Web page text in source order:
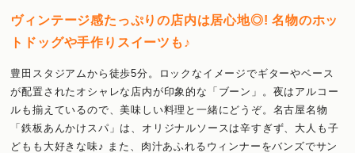
ヴィンテージ感たっぷりの店内は居心地◎! 名物のホッ
トドッグや手作りスイーツも♪
豊田スタジアムから徒歩5分。ロックなイメージでギターやベース
が配置されたオシャレな店内が印象的な「ブーン」。夜はアルコー
ルも揃えているので、美味しい料理と一緒にどうぞ。名古屋名物
「鉄板あんかけスパ」は、オリジナルソースは辛すぎず、大人も子
どもも大好きな味♪ また、肉汁あふれるウィンナーをバンズでサン